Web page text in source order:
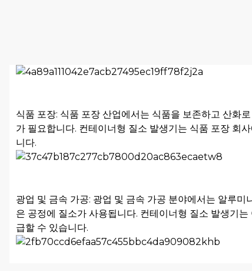
식품 포장: 식품 포장 산업에서는 식품을 보존하고 산화
가 필요합니다. 컨테이너형 질소 발생기는 식품 포장 회
니다.
광업 및 금속 가공: 광업 및 금속 가공 분야에서는 알루미
은 공정에 질소가 사용됩니다. 컨테이너형 질소 발생기
급할 수 있습니다.